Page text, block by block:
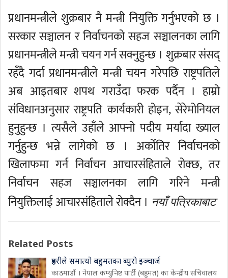
प्रधानमन्त्रीले शुक्रबार नै मन्त्री नियुक्ति गर्नुभएको छ ।
सरकार सञ्चालन र निर्वाचनको सहज सञ्चालनका लागि
प्रधानमन्त्रीले मन्त्री चयन गर्न सक्नुहुन्छ । शुक्रबार संसद्
रहँदै गर्दा प्रधानमन्त्रीले मन्त्री चयन गरेपछि राष्ट्रपतिले
अब आइतबार शपथ गराउँदा फरक पर्दैन । हाम्रो
संविधानअनुसार राष्ट्रपति कार्यकारी होइन, सेरेमोनियल
हुनुहुन्छ । त्यसैले उहाँले आफ्नो पदीय मर्यादा ख्याल
गर्नुहुन्छ भन्ने लागेको छ । अर्कोतिर निर्वाचनको
खिलाफमा गर्न निर्वाचन आचारसंहिताले रोक्छ, तर
निर्वाचन सहज सञ्चालनका लागि गरिने मन्त्री
नियुक्तिलाई आचारसंहिताले रोक्दैन । नयाँ पत्रिकाबाट
Related Posts
प्रहरीले समात्यो बहुमतका ब्युरो इञ्चार्ज
काठमाडौं । नेपाल कम्युनिष्ट पार्टी (बहुमत) का केन्द्रीय सचिवालय